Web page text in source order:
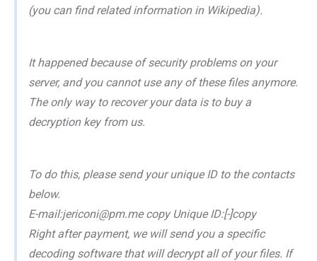
(you can find related information in Wikipedia).
It happened because of security problems on your
server, and you cannot use any of these files anymore.
The only way to recover your data is to buy a
decryption key from us.
To do this, please send your unique ID to the contacts
below.
E-mail:jericoni@pm.me copy Unique ID:[-]copy
Right after payment, we will send you a specific
decoding software that will decrypt all of your files. If